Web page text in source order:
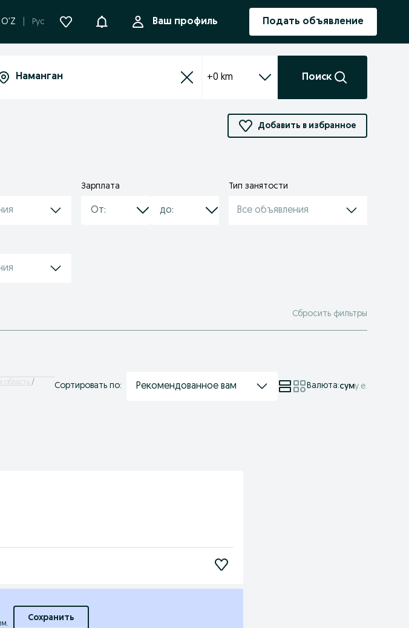
O'Z Рус УведомленияВаш профиль Подать объявление
+0 km Поиск
Добавить в избранное
Зарплата Тип занятости
Все объявления
Сбросить фильтры
Сортировать по: Рекомендованное вам Валюта:суму.е.
Сохранить